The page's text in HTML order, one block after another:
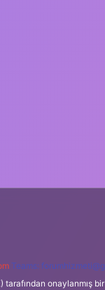
Teams: